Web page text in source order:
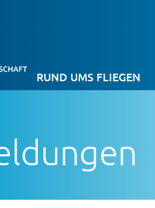
RUND UMS FLIEGEN